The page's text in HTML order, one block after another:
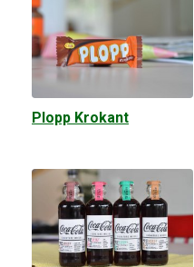
Plopp Krokant